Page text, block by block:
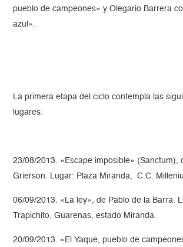
pueblo de campeones» y Olegario Barrera
azul».
La primera etapa del ciclo contempla las
lugares:
23/08/2013. «Escape imposible» (Sanctum),
Grierson. Lugar: Plaza Miranda, C.C.
06/09/2013. «La ley», de Pablo de la Barra.
Trapichito, Guarenas, estado Miranda.
20/09/2013. «El Yaque, pueblo de